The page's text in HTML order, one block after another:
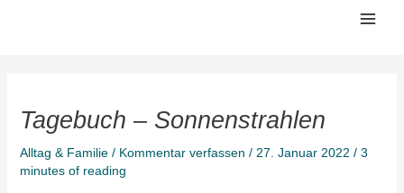
Tagebuch – Sonnenstrahlen
Alltag & Familie/ Kommentar verfassen / 27. Januar 2022 / 3
minutes of reading